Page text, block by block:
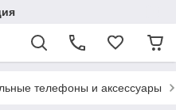
телефоны и аксессуары